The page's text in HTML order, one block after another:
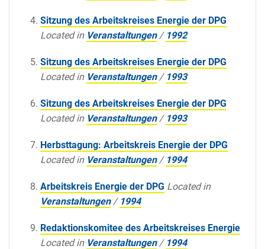
Sitzung des Arbeitskreises Energie der DPG
Located in Veranstaltungen / 1992
Sitzung des Arbeitskreises Energie der DPG
Located in Veranstaltungen / 1993
Sitzung des Arbeitskreises Energie der DPG
Located in Veranstaltungen / 1993
Herbsttagung: Arbeitskreis Energie der DPG
Located in Veranstaltungen / 1994
Arbeitskreis Energie der DPG Located in
Veranstaltungen / 1994
Redaktionskomitee des Arbeitskreises Energie
Located in Veranstaltungen / 1994